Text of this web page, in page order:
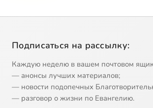
Подписаться на рассылку:
Каждую неделю в вашем почтовом
— анонсы лучших материалов;
— новости подопечных
— разговор о жизни по Евангелию.